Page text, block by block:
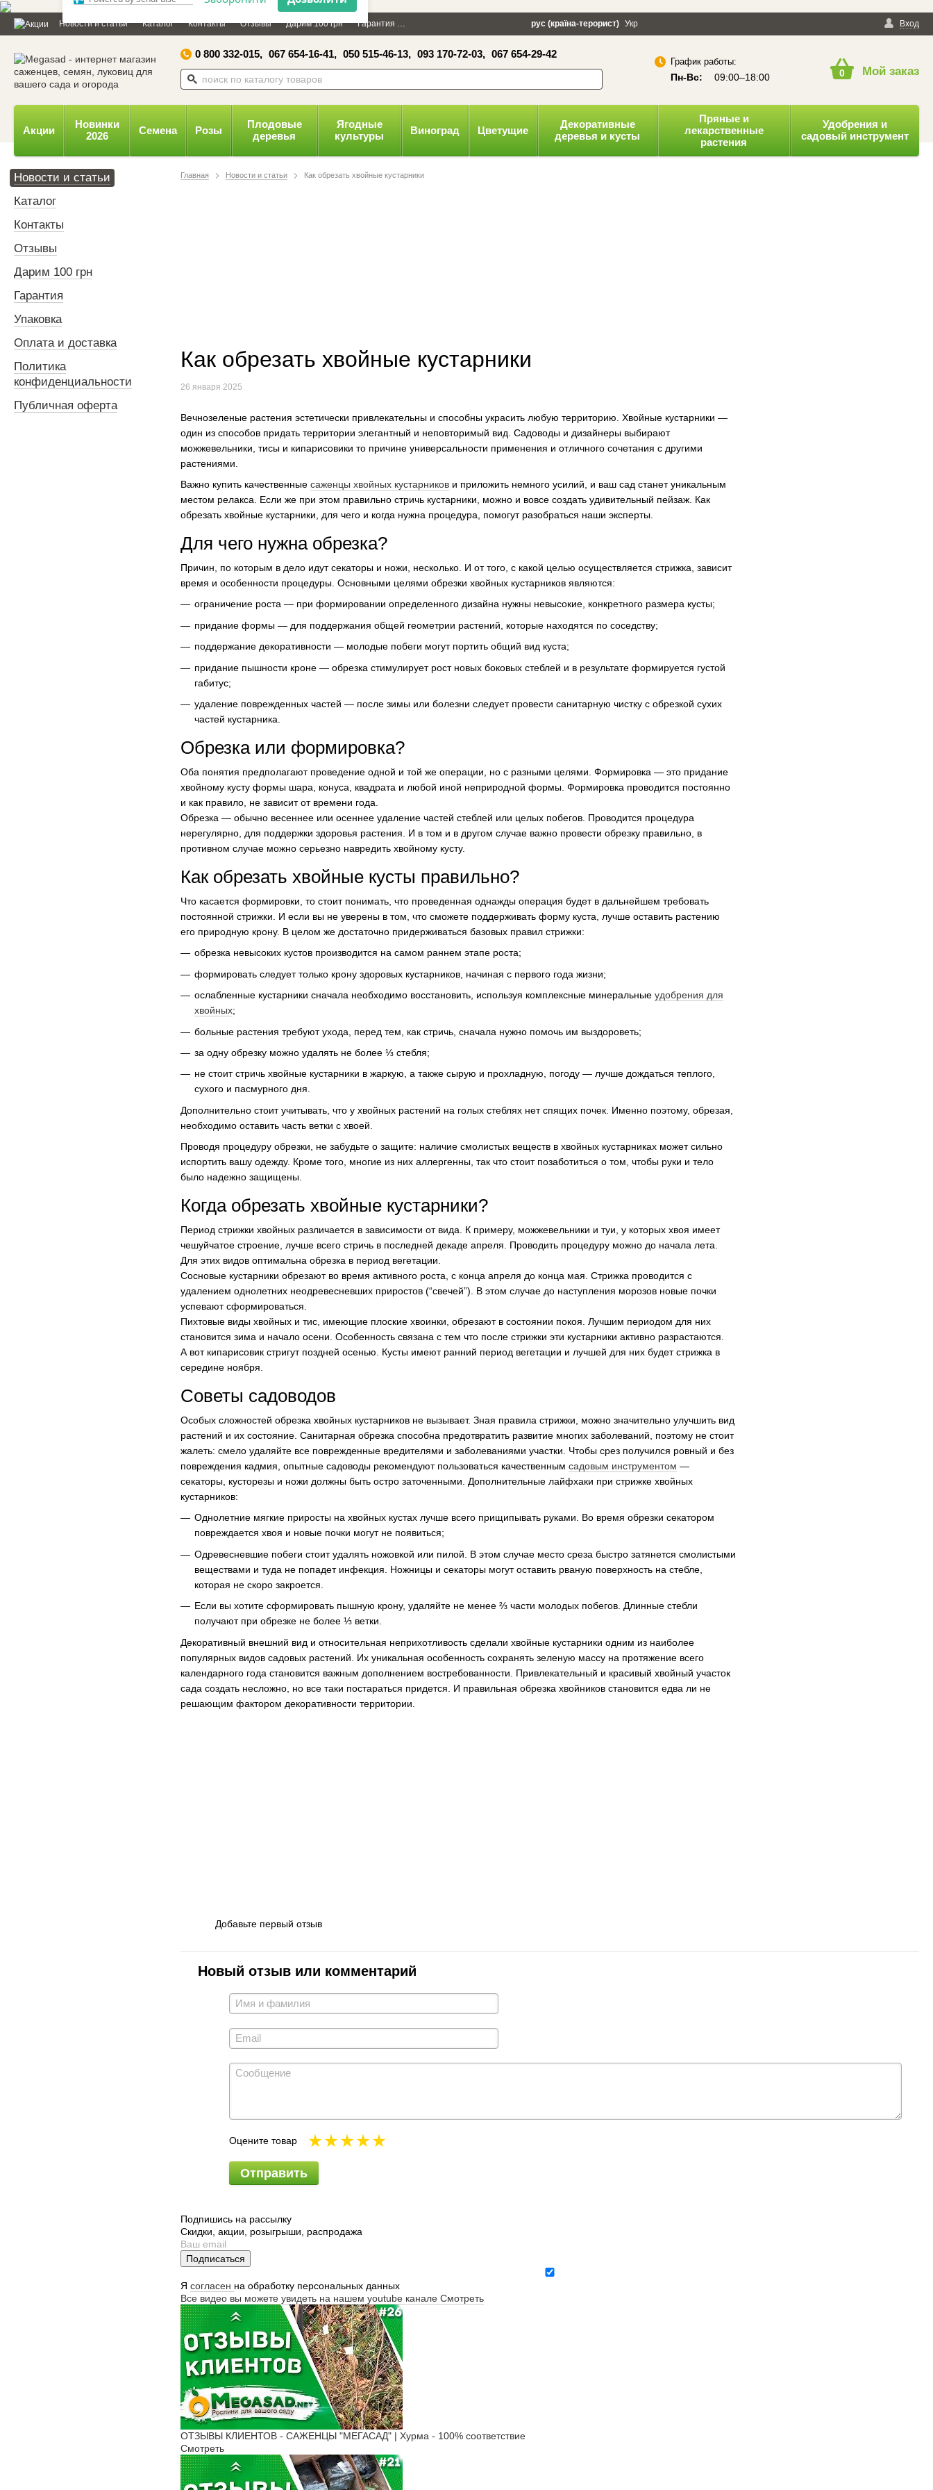
відправляти вам сповіщення на
робочий стіл.
Powered by SendPulse Заборонити Дозволити
×
Новости и статьи Каталог Контакты Отзывы Дарим 100 грн Гарантия Оплата и доставка Политика конфиденциальности Вход
рус (країна-терорист) Укр
0 800 332-015, 067 654-16-41, 050 515-46-13, 093 170-72-03, 067 654-29-42
График работы:
Пн-Вс: 09:00–18:00 0 Мой заказ
Акции
Новинки
2026
Семена Розы
Плодовые
деревья
Ягодные
культуры
Виноград Цветущие
Декоративные
деревья и кусты
Пряные и
лекарственные
растения
Удобрения и
садовый инструмент
Главная Новости и статьи Как обрезать хвойные кустарники
Как обрезать хвойные кустарники
26 января 2025
Вечнозеленые растения эстетически привлекательны и способны украсить любую территорию. Хвойные кустарники —
один из способов придать территории элегантный и неповторимый вид. Садоводы и дизайнеры выбирают
можжевельники, тисы и кипарисовики то причине универсальности применения и отличного сочетания с другими
растениями.
Важно купить качественные саженцы хвойных кустарников и приложить немного усилий, и ваш сад станет уникальным
местом релакса. Если же при этом правильно стричь кустарники, можно и вовсе создать удивительный пейзаж. Как
обрезать хвойные кустарники, для чего и когда нужна процедура, помогут разобраться наши эксперты.
Для чего нужна обрезка?
Причин, по которым в дело идут секаторы и ножи, несколько. И от того, с какой целью осуществляется стрижка, зависит
время и особенности процедуры. Основными целями обрезки хвойных кустарников являются:
ограничение роста — при формировании определенного дизайна нужны невысокие, конкретного размера кусты;
придание формы — для поддержания общей геометрии растений, которые находятся по соседству;
поддержание декоративности — молодые побеги могут портить общий вид куста;
придание пышности кроне — обрезка стимулирует рост новых боковых стеблей и в результате формируется густой
габитус;
удаление поврежденных частей — после зимы или болезни следует провести санитарную чистку с обрезкой сухих
частей кустарника.
Обрезка или формировка?
Оба понятия предполагают проведение одной и той же операции, но с разными целями. Формировка — это придание
хвойному кусту формы шара, конуса, квадрата и любой иной неприродной формы. Формировка проводится постоянно
и как правило, не зависит от времени года.
Обрезка — обычно весеннее или осеннее удаление частей стеблей или целых побегов. Проводится процедура
нерегулярно, для поддержки здоровья растения. И в том и в другом случае важно провести обрезку правильно, в
противном случае можно серьезно навредить хвойному кусту.
Как обрезать хвойные кусты правильно?
Что касается формировки, то стоит понимать, что проведенная однажды операция будет в дальнейшем требовать
постоянной стрижки. И если вы не уверены в том, что сможете поддерживать форму куста, лучше оставить растению
его природную крону. В целом же достаточно придерживаться базовых правил стрижки:
обрезка невысоких кустов производится на самом раннем этапе роста;
формировать следует только крону здоровых кустарников, начиная с первого года жизни;
ослабленные кустарники сначала необходимо восстановить, используя комплексные минеральные удобрения для
хвойных;
больные растения требуют ухода, перед тем, как стричь, сначала нужно помочь им выздороветь;
за одну обрезку можно удалять не более ⅓ стебля;
не стоит стричь хвойные кустарники в жаркую, а также сырую и прохладную, погоду — лучше дождаться теплого,
сухого и пасмурного дня.
Дополнительно стоит учитывать, что у хвойных растений на голых стеблях нет спящих почек. Именно поэтому, обрезая,
необходимо оставить часть ветки с хвоей.
Проводя процедуру обрезки, не забудьте о защите: наличие смолистых веществ в хвойных кустарниках может сильно
испортить вашу одежду. Кроме того, многие из них аллергенны, так что стоит позаботиться о том, чтобы руки и тело
было надежно защищены.
Когда обрезать хвойные кустарники?
Период стрижки хвойных различается в зависимости от вида. К примеру, можжевельники и туи, у которых хвоя имеет
чешуйчатое строение, лучше всего стричь в последней декаде апреля. Проводить процедуру можно до начала лета.
Для этих видов оптимальна обрезка в период вегетации.
Сосновые кустарники обрезают во время активного роста, с конца апреля до конца мая. Стрижка проводится с
удалением однолетних неодревесневших приростов (“свечей”). В этом случае до наступления морозов новые почки
успевают сформироваться.
Пихтовые виды хвойных и тис, имеющие плоские хвоинки, обрезают в состоянии покоя. Лучшим периодом для них
становится зима и начало осени. Особенность связана с тем что после стрижки эти кустарники активно разрастаются.
А вот кипарисовик стригут поздней осенью. Кусты имеют ранний период вегетации и лучшей для них будет стрижка в
середине ноября.
Советы садоводов
Особых сложностей обрезка хвойных кустарников не вызывает. Зная правила стрижки, можно значительно улучшить вид
растений и их состояние. Санитарная обрезка способна предотвратить развитие многих заболеваний, поэтому не стоит
жалеть: смело удаляйте все поврежденные вредителями и заболеваниями участки. Чтобы срез получился ровный и без
повреждения кадмия, опытные садоводы рекомендуют пользоваться качественным садовым инструментом —
секаторы, кусторезы и ножи должны быть остро заточенными. Дополнительные лайфхаки при стрижке хвойных
кустарников:
Однолетние мягкие приросты на хвойных кустах лучше всего прищипывать руками. Во время обрезки секатором
повреждается хвоя и новые почки могут не появиться;
Одревесневшие побеги стоит удалять ножовкой или пилой. В этом случае место среза быстро затянется смолистыми
веществами и туда не попадет инфекция. Ножницы и секаторы могут оставить рваную поверхность на стебле,
которая не скоро закроется.
Если вы хотите сформировать пышную крону, удаляйте не менее ⅔ части молодых побегов. Длинные стебли
получают при обрезке не более ⅓ ветки.
Декоративный внешний вид и относительная неприхотливость сделали хвойные кустарники одним из наиболее
популярных видов садовых растений. Их уникальная особенность сохранять зеленую массу на протяжение всего
календарного года становится важным дополнением востребованности. Привлекательный и красивый хвойный участок
сада создать несложно, но все таки постараться придется. И правильная обрезка хвойников становится едва ли не
решающим фактором декоративности территории.
Добавьте первый отзыв
Новый отзыв или комментарий
Оцените товар
Отправить
Подпишись на рассылку
Скидки, акции, розыгрыши, распродажа
Подписаться
Я согласен на обработку персональных данных
Все видео вы можете увидеть на нашем youtube канале Смотреть
ОТЗЫВЫ КЛИЕНТОВ - САЖЕНЦЫ "МЕГАСАД" | Хурма - 100% соответствие
Смотреть
Новости и статьи
Каталог
Контакты
Отзывы
Дарим 100 грн
Гарантия
Упаковка
Оплата и доставка
Политика
конфиденциальности
Публичная оферта